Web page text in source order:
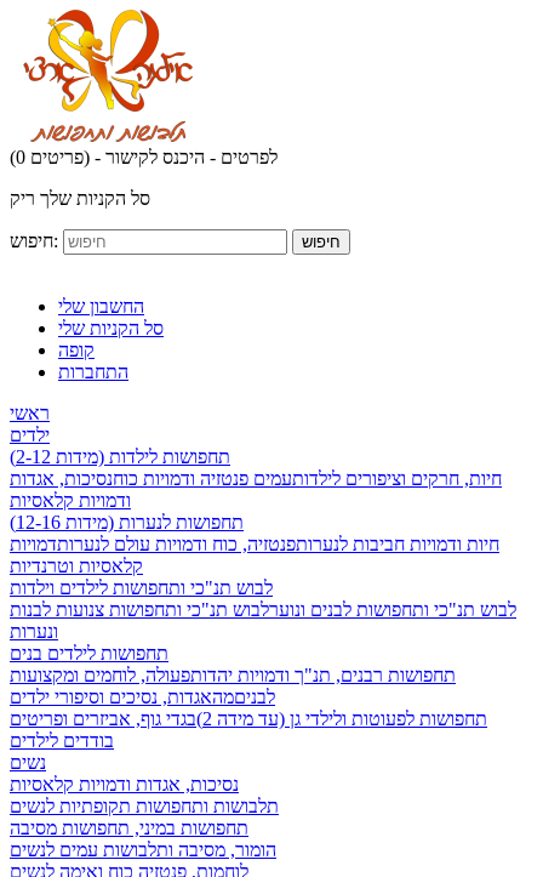
(0 פריטים) - לפרטים - היכנס לקישור
סל הקניות שלך ריק
חיפוש: חיפוש
החשבון שלי
סל הקניות שלי
קופה
התחברות
ראשי
ילדים
תחפושות לילדות (מידות 2-12)
חיות, חרקים וציפורים לילדותעמים פנטזיה ודמויות כוחנסיכות, אגדות
ודמויות קלאסיות
תחפושות לנערות (מידות 12-16)
חיות ודמויות חביבות לנערותפנטזיה, כוח ודמויות עולם לנערותדמויות
קלאסיות וטרנדיות
לבוש תנ"כי ותחפושות לילדים וילדות
לבוש תנ"כי ותחפושות לבנים ונוערלבוש תנ"כי ותחפושות צנועות לבנות
ונערות
תחפושות לילדים בנים
תחפושות רבנים, תנ"ך ודמויות יהדותפעולה, לוחמים ומקצועות
לבניםמהאגדות, נסיכים וסיפורי ילדים
תחפושות לפעוטות ולילדי גן (עד מידה 2)
בגדי גוף, אביזרים ופריטים
בודדים לילדים
נשים
נסיכות, אגדות ודמויות קלאסיות
תלבושות ותחפושות תקופתיות לנשים
תחפושות במיני, תחפושות מסיבה
הומור, מסיבה ותלבושות עמים לנשים
לוחמות, פנטזיה כוח ואימה לנשים